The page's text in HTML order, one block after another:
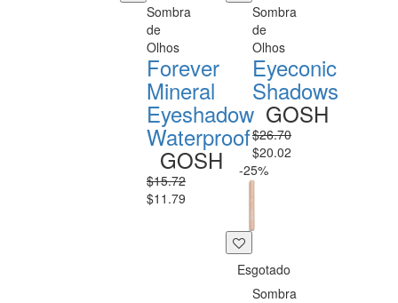
Sombra
de
Olhos
Forever
Mineral
Eyeshadow
Waterproof
GOSH
$15.72
$11.79
Sombra
de
Olhos
Eyeconic
Shadows
GOSH
$26.70
$20.02
-25%
Esgotado
Sombra